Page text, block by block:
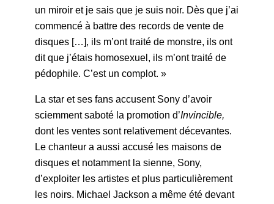
un miroir et je sais que je suis noir. Dès que j’ai
commencé à battre des records de vente de
disques […], ils m’ont traité de monstre, ils ont
dit que j’étais homosexuel, ils m’ont traité de
pédophile. C’est un complot. »
La star et ses fans accusent Sony d’avoir
sciemment saboté la promotion d’Invincible,
dont les ventes sont relativement décevantes.
Le chanteur a aussi accusé les maisons de
disques et notamment la sienne, Sony,
d’exploiter les artistes et plus particulièrement
les noirs. Michael Jackson a même été devant